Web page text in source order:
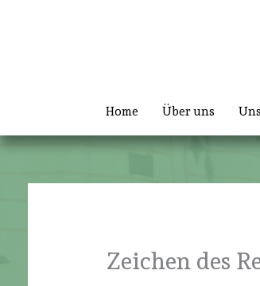
Home Über uns
Zeichen des